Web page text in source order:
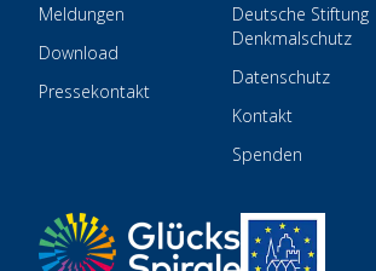
Meldungen
Download
Pressekontakt
Deutsche Stiftung
Denkmalschutz
Datenschutz
Kontakt
Spenden